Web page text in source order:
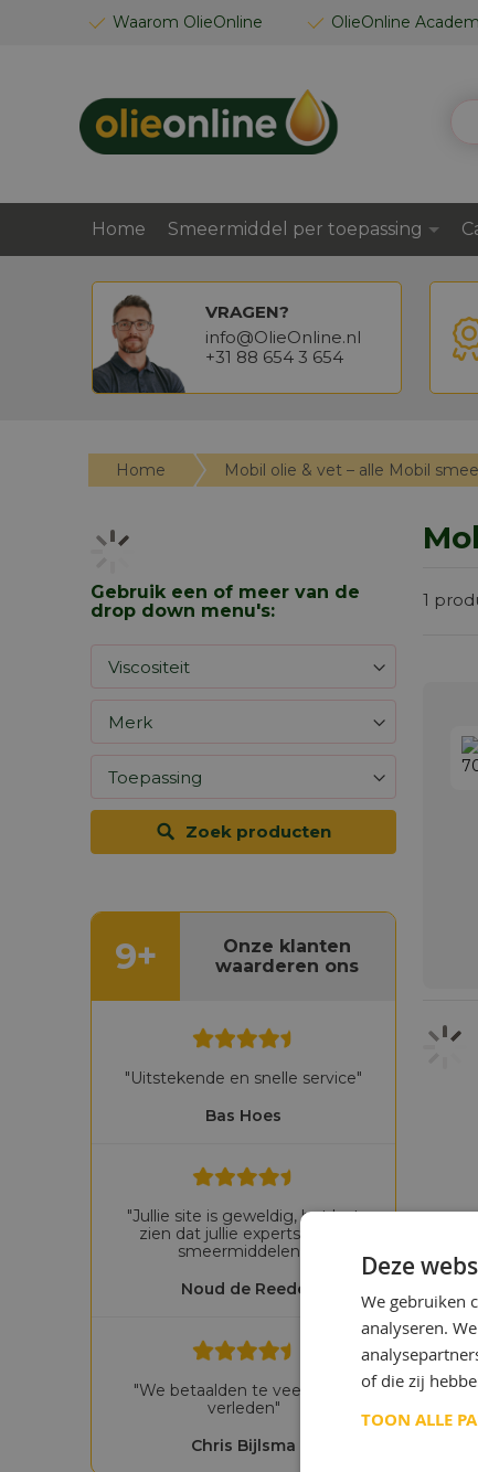
Waarom OlieOnline OlieOnline
GA
ZOEK
Home Smeermiddel per toepassing
VRAGEN?
info@OlieOnline.nl
+31 88 654 3 654
Home Mobil olie & vet – alle Mobil
1
Gebruik een of meer van de
drop down menu's:
Zoek producten
9+
Onze klanten
waarderen ons
Bas Hoes
"Uitstekende en snelle service"
Noud de Reede
"Jullie site is geweldig, het laat
zien dat jullie experts zijn in
smeermiddelen!"
Chris Bijlsma
"We betaalden te veel in het
verleden"
Deze
We gebruiken
analyseren.
of die zij
TOON ALLE